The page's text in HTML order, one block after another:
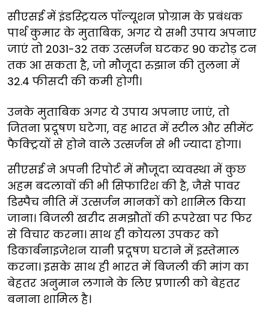
सीएसई में इंडस्ट्रियल पॉल्यूशन प्रोग्राम के प्रबंधक
पार्थ कुमार के मुताबिक, अगर ये सभी उपाय अपनाए
जाएं तो 2031-32 तक उत्सर्जन घटकर 90 करोड़ टन
तक आ सकता है, जो मौजूदा रुझान की तुलना में
32.4 फीसदी की कमी होगी।
उनके मुताबिक अगर ये उपाय अपनाए जाएं, तो
जितना प्रदूषण घटेगा, वह भारत में स्टील और सीमेंट
फैक्ट्रियों से होने वाले उत्सर्जन से भी ज्यादा होगा।
सीएसई ने अपनी रिपोर्ट में मौजूदा व्यवस्था में कुछ
अहम बदलावों की भी सिफारिश की है, जैसे पावर
डिस्पैच नीति में उत्सर्जन मानकों को शामिल किया
जाना। बिजली खरीद समझौतों की रूपरेखा पर फिर
से विचार करना। साथ ही कोयला उपकर को
डिकार्बनाइजेशन यानी प्रदूषण घटाने में इस्तेमाल
करना। इसके साथ ही भारत में बिजली की मांग का
बेहतर अनुमान लगाने के लिए प्रणाली को बेहतर
बनाना शामिल है।